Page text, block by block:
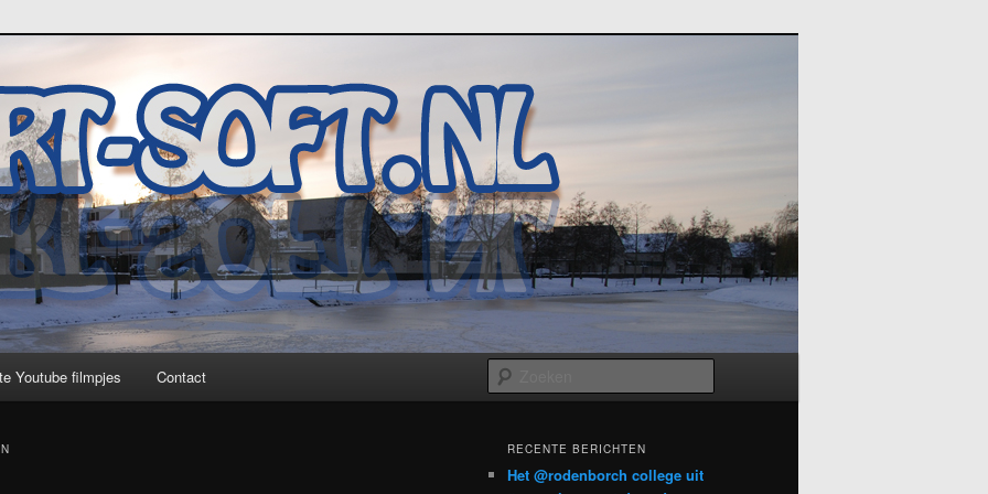
Youtube filmpjes Contact
RECENTE BERICHTEN
Het @rodenborch college uit